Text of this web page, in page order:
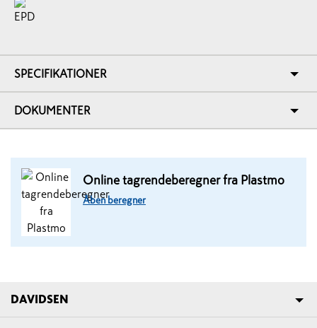
SPECIFIKATIONER
DOKUMENTER
Online tagrendeberegner fra Plastmo
Åben beregner
DAVIDSEN